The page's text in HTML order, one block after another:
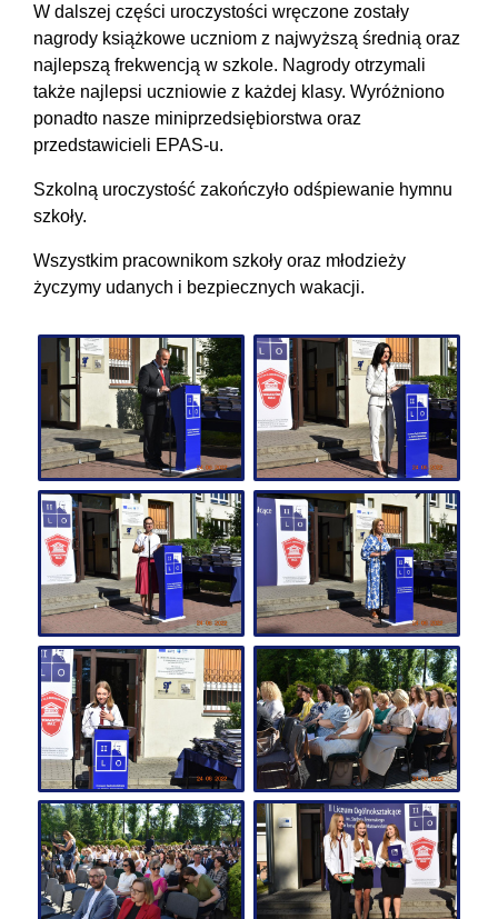
W dalszej części uroczystości wręczone zostały
nagrody książkowe uczniom z najwyższą średnią oraz
najlepszą frekwencją w szkole. Nagrody otrzymali
także najlepsi uczniowie z każdej klasy. Wyróżniono
ponadto nasze miniprzedsiębiorstwa oraz
przedstawicieli EPAS-u.
Szkolną uroczystość zakończyło odśpiewanie hymnu
szkoły.
Wszystkim pracownikom szkoły oraz młodzieży
życzymy udanych i bezpiecznych wakacji.